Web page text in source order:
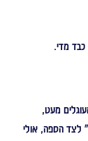
כבד מדי.
מעט,
לצד הספה, אולי